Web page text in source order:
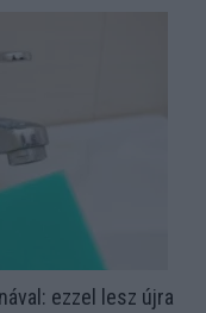
ezzel lesz újra